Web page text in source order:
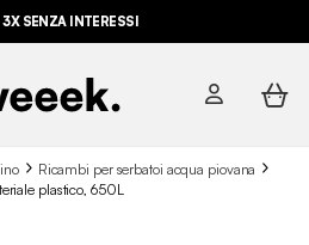
SENZA INTERESSI
Ricambi per serbatoi acqua piovana
plastico, 650L